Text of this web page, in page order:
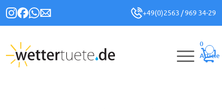
+49(0)2563 / 969 34-29
0
Article